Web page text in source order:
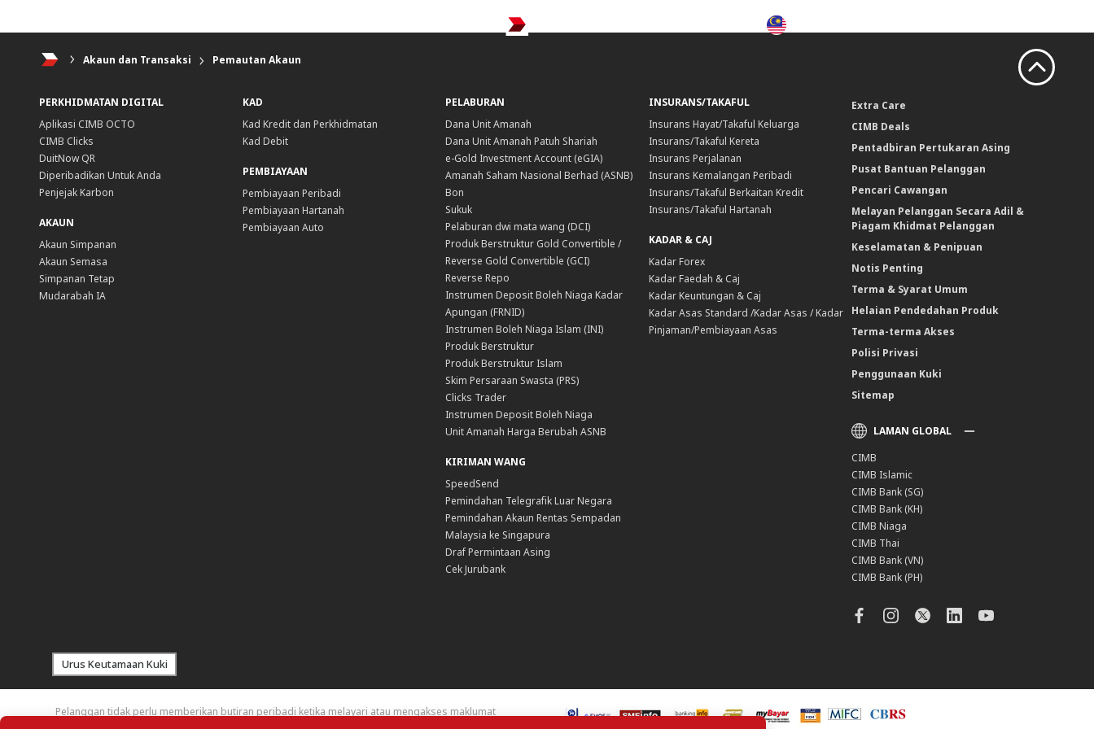
Akaun dan Transaksi Pemautan Akaun
PERKHIDMATAN DIGITAL
Aplikasi CIMB OCTO
CIMB Clicks
DuitNow QR
Diperibadikan Untuk Anda
Penjejak Karbon
AKAUN
Akaun Simpanan
Akaun Semasa
Simpanan Tetap
Mudarabah IA
KAD
Kad Kredit dan Perkhidmatan
Kad Debit
PEMBIAYAAN
Pembiayaan Peribadi
Pembiayaan Hartanah
Pembiayaan Auto
PELABURAN
Dana Unit Amanah
Dana Unit Amanah Patuh Shariah
e-Gold Investment Account (eGIA)
Amanah Saham Nasional Berhad (ASNB)
Bon
Sukuk
Pelaburan dwi mata wang (DCI)
Produk Berstruktur Gold Convertible /
Reverse Gold Convertible (GCI)
Reverse Repo
Instrumen Deposit Boleh Niaga Kadar
Apungan (FRNID)
Instrumen Boleh Niaga Islam (INI)
Produk Berstruktur
Produk Berstruktur Islam
Skim Persaraan Swasta (PRS)
Clicks Trader
Instrumen Deposit Boleh Niaga
Unit Amanah Harga Berubah ASNB
KIRIMAN WANG
SpeedSend
Pemindahan Telegrafik Luar Negara
Pemindahan Akaun Rentas Sempadan
Malaysia ke Singapura
Draf Permintaan Asing
Cek Jurubank
INSURANS/TAKAFUL
Insurans Hayat/Takaful Keluarga
Insurans/Takaful Kereta
Insurans Perjalanan
Insurans Kemalangan Peribadi
Insurans/Takaful Berkaitan Kredit
Insurans/Takaful Hartanah
KADAR & CAJ
Kadar Forex
Kadar Faedah & Caj
Kadar Keuntungan & Caj
Kadar Asas Standard /Kadar Asas / Kadar
Pinjaman/Pembiayaan Asas
Extra Care
CIMB Deals
Pentadbiran Pertukaran Asing
Pusat Bantuan Pelanggan
Pencari Cawangan
Melayan Pelanggan Secara Adil &
Piagam Khidmat Pelanggan
Keselamatan & Penipuan
Notis Penting
Terma & Syarat Umum
Helaian Pendedahan Produk
Terma-terma Akses
Polisi Privasi
Penggunaan Kuki
Sitemap
LAMAN GLOBAL
CIMB
CIMB Islamic
CIMB Bank (SG)
CIMB Bank (KH)
CIMB Niaga
CIMB Thai
CIMB Bank (VN)
CIMB Bank (PH)
Urus Keutamaan Kuki
Pelanggan tidak perlu memberikan butiran peribadi ketika melayari atau mengakses maklumat